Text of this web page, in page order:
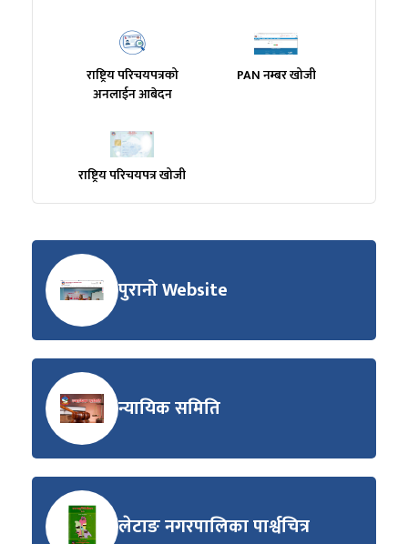
राष्ट्रिय परिचयपत्रको
अनलाईन आबेदन
PAN नम्बर खोजी
राष्ट्रिय परिचयपत्र खोजी
पुरानो Website
न्यायिक समिति
लेटाङ नगरपालिका पार्श्वचित्र